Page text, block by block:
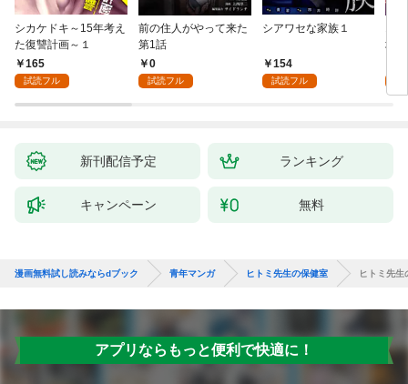
シカケドキ～15年考え
た復讐計画～１
165
試読フル
前の住人がやって来た
第1話
0
試読フル
シアワセな家族１
154
試読フル
地
新刊配信予定 ランキング
キャンペーン 無料
漫画無料試し読みならdブック 青年マンガ ヒトミ先生の保健室 ヒトミ先
アプリならもっと便利で快適に！